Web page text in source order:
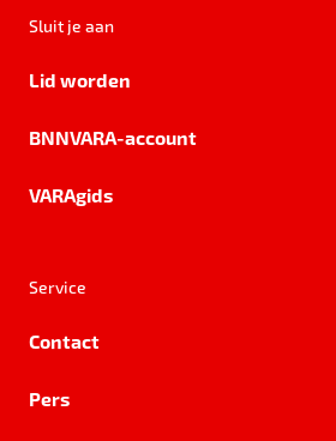
Sluit je aan
Lid worden
BNNVARA-account
VARAgids
Service
Contact
Pers